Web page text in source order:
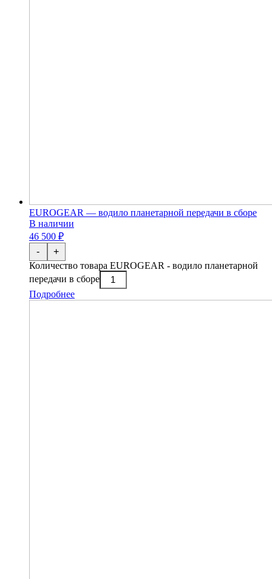
EUROGEAR — водило планетарной передачи в сборе
В наличии
46 500 ₽
-
Количество товара EUROGEAR - водило планетарной
передачи в сборе
+
Подробнее